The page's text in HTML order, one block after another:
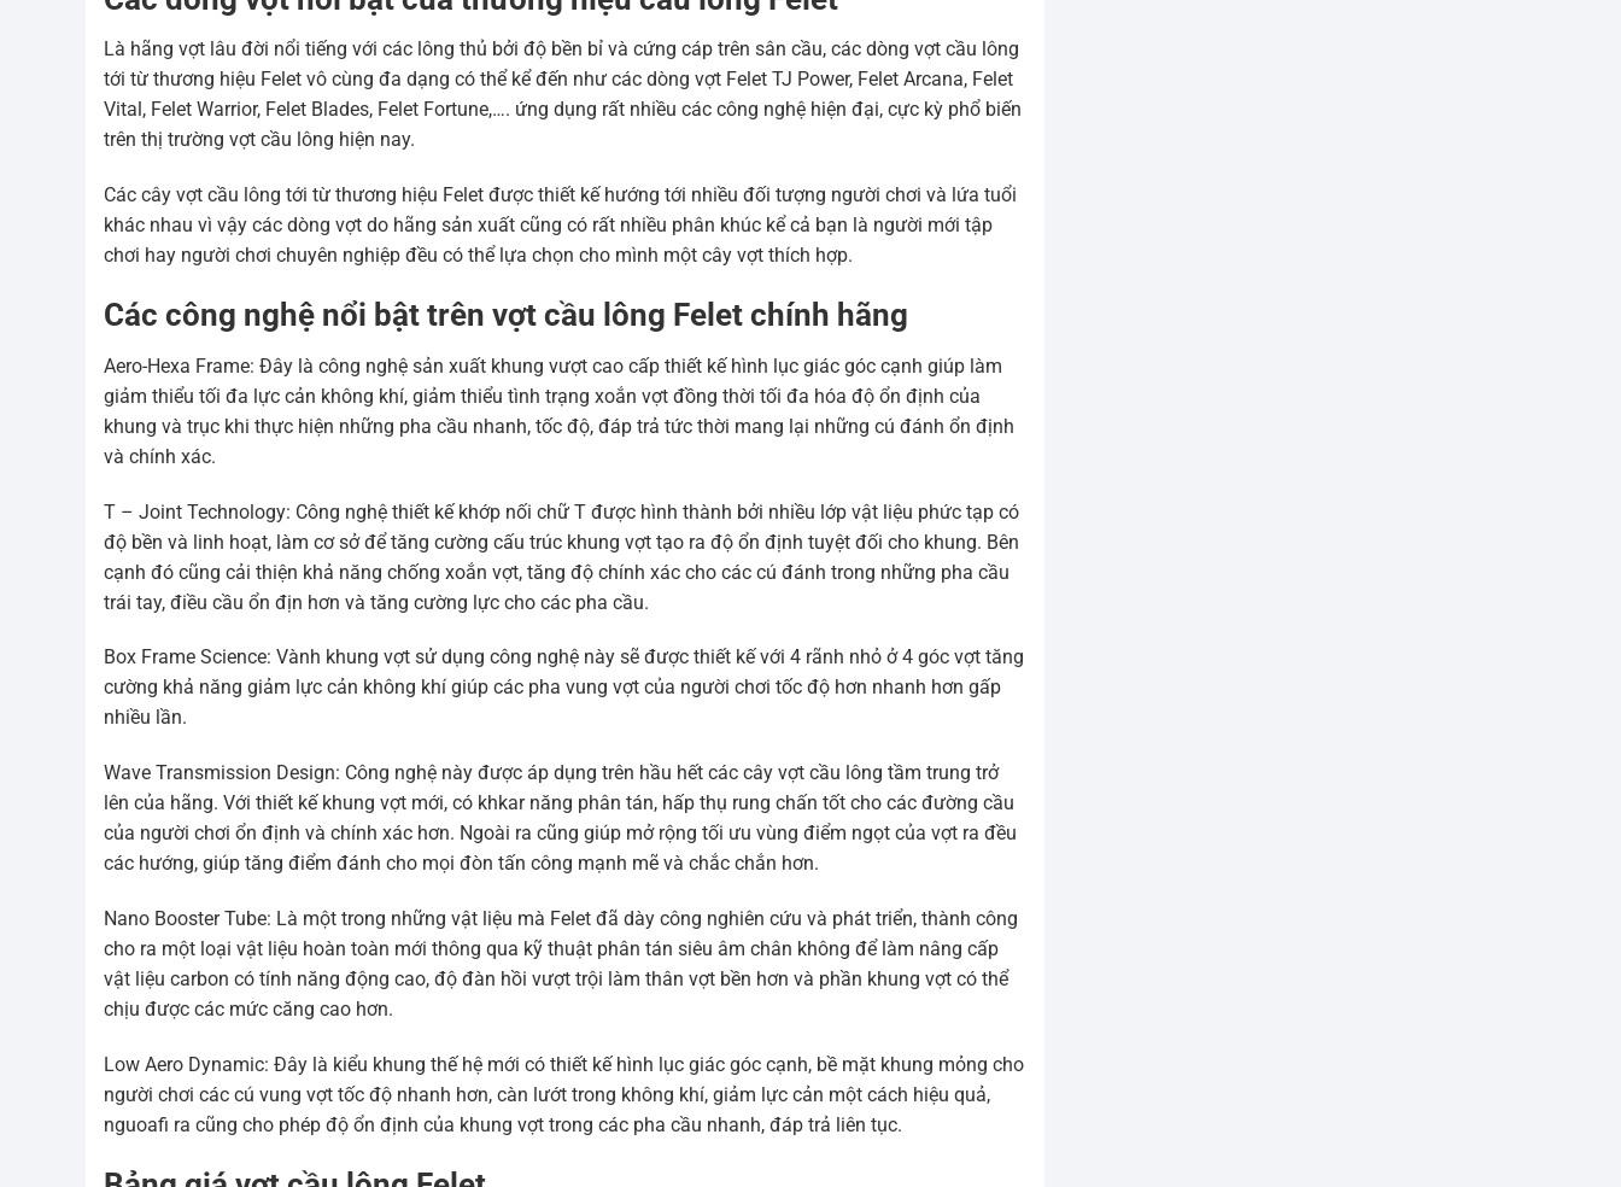
Là hãng vợt lâu đời nổi tiếng với các lông thủ bởi độ bền bỉ và cứng cáp trên sân cầu, các dòng vợt cầu lông
tới từ thương hiệu Felet vô cùng đa dạng có thể kể đến như các dòng vợt Felet TJ Power, Felet Arcana, Felet
Vital, Felet Warrior, Felet Blades, Felet Fortune,…. ứng dụng rất nhiều các công nghệ hiện đại, cực kỳ phổ biến
trên thị trường vợt cầu lông hiện nay.
Các cây vợt cầu lông tới từ thương hiệu Felet được thiết kế hướng tới nhiều đối tượng người chơi và lứa tuổi
khác nhau vì vậy các dòng vợt do hãng sản xuất cũng có rất nhiều phân khúc kể cả bạn là người mới tập
chơi hay người chơi chuyên nghiệp đều có thể lựa chọn cho mình một cây vợt thích hợp.
Các công nghệ nổi bật trên vợt cầu lông Felet chính hãng
Aero-Hexa Frame: Đây là công nghệ sản xuất khung vượt cao cấp thiết kế hình lục giác góc cạnh giúp làm
giảm thiểu tối đa lực cản không khí, giảm thiểu tình trạng xoắn vợt đồng thời tối đa hóa độ ổn định của
khung và trục khi thực hiện những pha cầu nhanh, tốc độ, đáp trả tức thời mang lại những cú đánh ổn định
và chính xác.
T – Joint Technology: Công nghệ thiết kế khớp nối chữ T được hình thành bởi nhiều lớp vật liệu phức tạp có
độ bền và linh hoạt, làm cơ sở để tăng cường cấu trúc khung vợt tạo ra độ ổn định tuyệt đối cho khung. Bên
cạnh đó cũng cải thiện khả năng chống xoắn vợt, tăng độ chính xác cho các cú đánh trong những pha cầu
trái tay, điều cầu ổn địn hơn và tăng cường lực cho các pha cầu.
Box Frame Science: Vành khung vợt sử dụng công nghệ này sẽ được thiết kế với 4 rãnh nhỏ ở 4 góc vợt tăng
cường khả năng giảm lực cản không khí giúp các pha vung vợt của người chơi tốc độ hơn nhanh hơn gấp
nhiều lần.
Wave Transmission Design: Công nghệ này được áp dụng trên hầu hết các cây vợt cầu lông tầm trung trở
lên của hãng. Với thiết kế khung vợt mới, có khkar năng phân tán, hấp thụ rung chấn tốt cho các đường cầu
của người chơi ổn định và chính xác hơn. Ngoài ra cũng giúp mở rộng tối ưu vùng điểm ngọt của vợt ra đều
các hướng, giúp tăng điểm đánh cho mọi đòn tấn công mạnh mẽ và chắc chắn hơn.
Nano Booster Tube: Là một trong những vật liệu mà Felet đã dày công nghiên cứu và phát triển, thành công
cho ra một loại vật liệu hoàn toàn mới thông qua kỹ thuật phân tán siêu âm chân không để làm nâng cấp
vật liệu carbon có tính năng động cao, độ đàn hồi vượt trội làm thân vợt bền hơn và phần khung vợt có thể
chịu được các mức căng cao hơn.
Low Aero Dynamic: Đây là kiểu khung thế hệ mới có thiết kế hình lục giác góc cạnh, bề mặt khung mỏng cho
người chơi các cú vung vợt tốc độ nhanh hơn, càn lướt trong không khí, giảm lực cản một cách hiệu quả,
nguoafi ra cũng cho phép độ ổn định của khung vợt trong các pha cầu nhanh, đáp trả liên tục.